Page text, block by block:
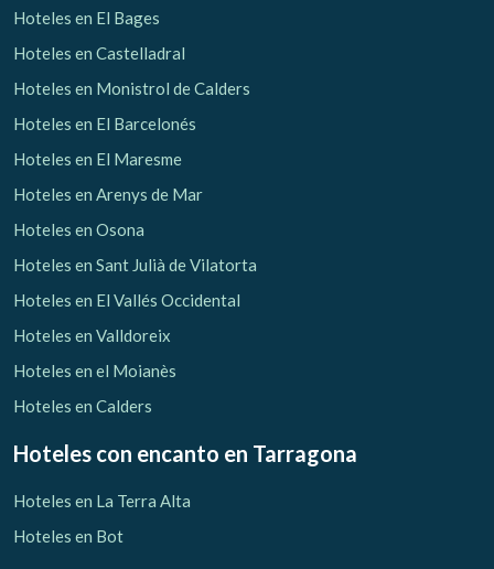
Hoteles en El Bages
Hoteles en Castelladral
Hoteles en Monistrol de Calders
Hoteles en El Barcelonés
Hoteles en El Maresme
Hoteles en Arenys de Mar
Hoteles en Osona
Hoteles en Sant Julià de Vilatorta
Hoteles en El Vallés Occidental
Hoteles en Valldoreix
Hoteles en el Moianès
Hoteles en Calders
Hoteles con encanto en Tarragona
Hoteles en La Terra Alta
Hoteles en Bot